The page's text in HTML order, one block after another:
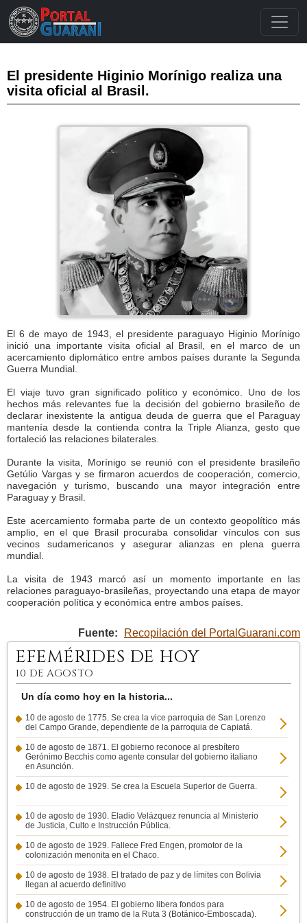
EFEMÉRIDES DE HOY
10 DE AGOSTO
Un día como hoy en la historia...
10 de agosto de 1775. Se crea la vice parroquia de San Lorenzo
del Campo Grande, dependiente de la parroquia de Capiatá.
10 de agosto de 1871. El gobierno reconoce al presbítero
Gerónimo Becchis como agente consular del gobierno italiano
en Asunción.
10 de agosto de 1929. Se crea la Escuela Superior de Guerra.
10 de agosto de 1930. Eladio Velázquez renuncia al Ministerio
de Justicia, Culto e Instrucción Pública.
10 de agosto de 1929. Fallece Fred Engen, promotor de la
colonización menonita en el Chaco.
10 de agosto de 1938. El tratado de paz y de límites con Bolivia
llegan al acuerdo definitivo
10 de agosto de 1954. El gobierno libera fondos para
construcción de un tramo de la Ruta 3 (Botánico-Emboscada).
El presidente Higinio Morínigo realiza una
visita oficial al Brasil.
El 6 de mayo de 1943, el presidente paraguayo Higinio Morínigo
inició una importante visita oficial al Brasil, en el marco de un
acercamiento diplomático entre ambos países durante la Segunda
Guerra Mundial.
El viaje tuvo gran significado político y económico. Uno de los
hechos más relevantes fue la decisión del gobierno brasileño de
declarar inexistente la antigua deuda de guerra que el Paraguay
mantenía desde la contienda contra la Triple Alianza, gesto que
fortaleció las relaciones bilaterales.
Durante la visita, Morínigo se reunió con el presidente brasileño
Getúlio Vargas y se firmaron acuerdos de cooperación, comercio,
navegación y turismo, buscando una mayor integración entre
Paraguay y Brasil.
Este acercamiento formaba parte de un contexto geopolítico más
amplio, en el que Brasil procuraba consolidar vínculos con sus
vecinos sudamericanos y asegurar alianzas en plena guerra
mundial.
La visita de 1943 marcó así un momento importante en las
relaciones paraguayo-brasileñas, proyectando una etapa de mayor
cooperación política y económica entre ambos países.
Fuente: Recopilación del PortalGuarani.com